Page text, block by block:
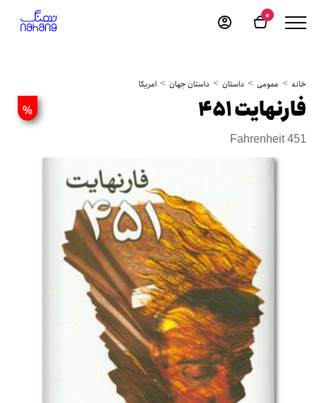
0
خانه عمومی داستان داستان جهان امریکا
% فارنهایت 451
Fahrenheit 451